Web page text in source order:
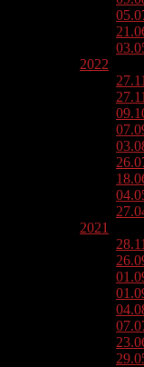
2022
2021